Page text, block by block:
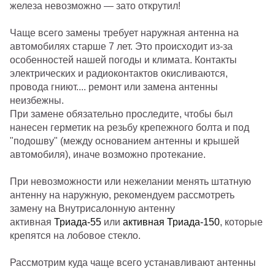
железа невозможно — зато открутил!
Чаще всего замены требует наружная антенна на
автомобилях старше 7 лет. Это происходит из-за
особенностей нашей погоды и климата. Контакты
электрических и радиоконтактов окисливаются,
провода гниют.... ремонт или замена антенны
неизбежны.
При замене обязательно проследите, чтобы был
нанесен герметик на резьбу крепежного болта и под
"подошву" (между основанием антенны и крышей
автомобиля), иначе возможно протекание.
При невозможности или нежелании менять штатную
антенну на наружную, рекомендуем рассмотреть
замену на Внутрисалонную антенну
активная Триада-55 или активная Триада-150, которые
крепятся на лобовое стекло.
Рассмотрим куда чаще всего устанавливают антенны